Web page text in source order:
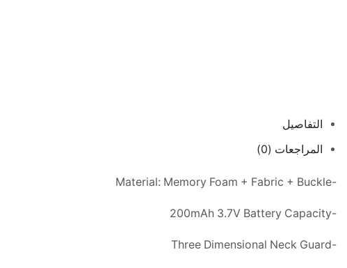
التفاصيل
المراجعات (0)
-Material: Memory Foam + Fabric + Buckle
-200mAh 3.7V Battery Capacity
-Three Dimensional Neck Guard